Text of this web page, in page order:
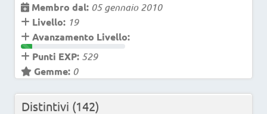
Membro dal: 05 gennaio 2010
Livello: 19
Avanzamento Livello:
Punti EXP: 529
Gemme: 0
Distintivi (142)